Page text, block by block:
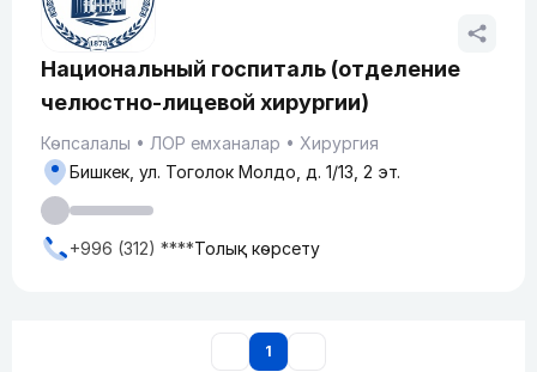
Национальный госпиталь (отделение
челюстно-лицевой хирургии)
Көпсалалы ЛОР емханалар
Хирургия
Бишкек, ул. ​Тоголок Молдо, д. 1/13, 2 эт.
+996 (312) ****Толық көрсету
1